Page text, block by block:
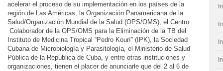
acelerar el proceso de su implementación en los países de la
región de Las Américas, la Organización Panamericana de la
Salud/Organización Mundial de la Salud (OPS/OMS), el Centro
Colaborador de la OPS/OMS para la Eliminación de la TB del
Instituto de Medicina Tropical “Pedro Kourí” (IPK), la Sociedad
Cubana de Microbiología y Parasitología, el Ministerio de Salud
Pública de la República de Cuba, y entre otras instituciones y
organizaciones, tienen el placer de anunciarle que del 2 al 6 de